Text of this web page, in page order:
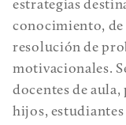
estrategias
conocimiento, de
resolución de
motivacionales.
docentes de aula,
hijos, estudiantes